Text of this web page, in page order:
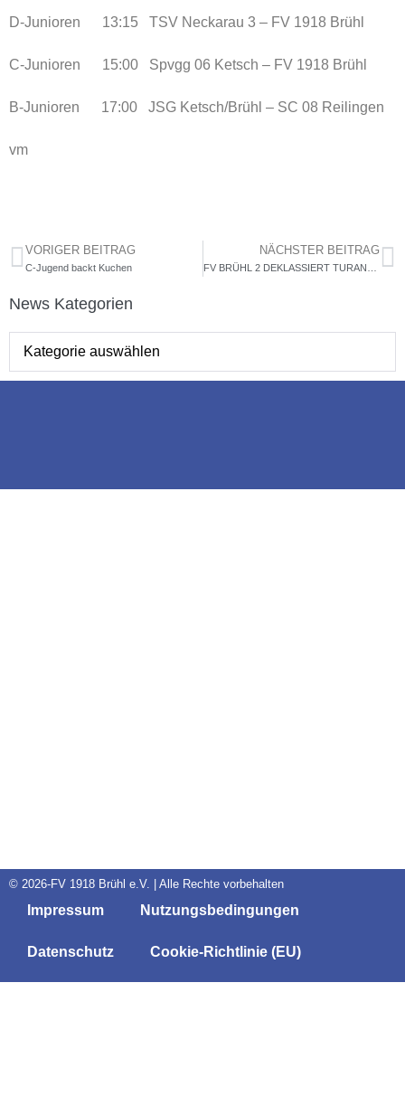
D-Junioren 13:15 TSV Neckarau 3 – FV 1918 Brühl
C-Junioren 15:00 Spvgg 06 Ketsch – FV 1918 Brühl
B-Junioren 17:00 JSG Ketsch/Brühl – SC 08 Reilingen
vm
VORIGER BEITRAG
C-Jugend backt Kuchen
NÄCHSTER BEITRAG
News Kategorien
© 2026-FV 1918 Brühl e.V. | Alle Rechte vorbehalten
Impressum Nutzungsbedingungen
Datenschutz Cookie-Richtlinie (EU)